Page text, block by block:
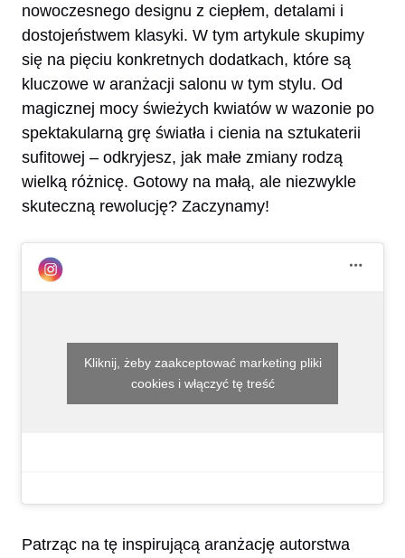
nowoczesnego designu z ciepłem, detalami i
dostojeństwem klasyki. W tym artykule skupimy
się na pięciu konkretnych dodatkach, które są
kluczowe w aranżacji salonu w tym stylu. Od
magicznej mocy świeżych kwiatów w wazonie po
spektakularną grę światła i cienia na sztukaterii
sufitowej – odkryjesz, jak małe zmiany rodzą
wielką różnicę. Gotowy na małą, ale niezwykle
skuteczną rewolucję? Zaczynamy!
Kliknij, żeby zaakceptować marketing pliki
cookies i włączyć tę treść
Patrząc na tę inspirującą aranżację autorstwa